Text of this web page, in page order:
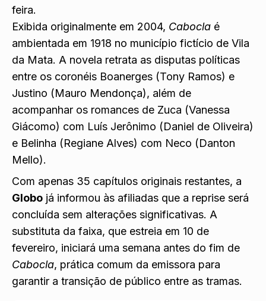
feira.
Exibida originalmente em 2004, Cabocla é
ambientada em 1918 no município fictício de Vila
da Mata. A novela retrata as disputas políticas
entre os coronéis Boanerges (Tony Ramos) e
Justino (Mauro Mendonça), além de
acompanhar os romances de Zuca (Vanessa
Giácomo) com Luís Jerônimo (Daniel de Oliveira)
e Belinha (Regiane Alves) com Neco (Danton
Mello).
Com apenas 35 capítulos originais restantes, a
Globo já informou às afiliadas que a reprise será
concluída sem alterações significativas. A
substituta da faixa, que estreia em 10 de
fevereiro, iniciará uma semana antes do fim de
Cabocla, prática comum da emissora para
garantir a transição de público entre as tramas.